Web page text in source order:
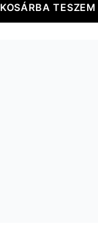
KOSÁRBA TESZEM